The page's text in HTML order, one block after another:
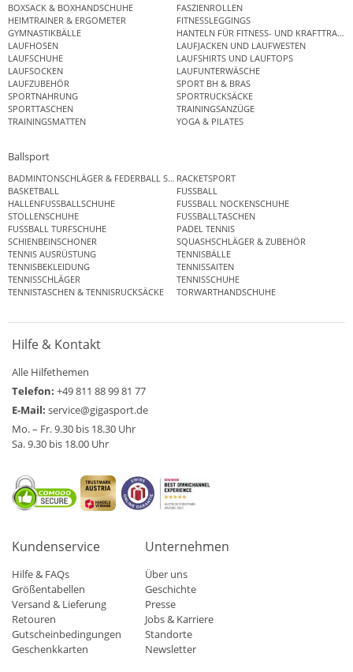
BOXSACK & BOXHANDSCHUHE
FASZIENROLLEN
HEIMTRAINER & ERGOMETER
FITNESSLEGGINGS
GYMNASTIKBÄLLE
HANTELN FÜR FITNESS- UND
LAUFHOSEN
LAUFJACKEN UND LAUFWESTEN
LAUFSCHUHE
LAUFSHIRTS UND LAUFTOPS
LAUFSOCKEN
LAUFUNTERWÄSCHE
LAUFZUBEHÖR
SPORT BH & BRAS
SPORTNAHRUNG
SPORTRUCKSÄCKE
SPORTTASCHEN
TRAININGSANZÜGE
TRAININGSMATTEN
YOGA & PILATES
Ballsport
BADMINTONSCHLÄGER & FEDERBALL SETSRACKETSPORT
BASKETBALL
FUSSBALL
HALLENFUSSBALLSCHUHE
FUSSBALL NOCKENSCHUHE
STOLLENSCHUHE
FUSSBALLTASCHEN
FUSSBALL TURFSCHUHE
PADEL TENNIS
SCHIENBEINSCHONER
SQUASHSCHLÄGER & ZUBEHÖR
TENNIS AUSRÜSTUNG
TENNISBÄLLE
TENNISBEKLEIDUNG
TENNISSAITEN
TENNISSCHLÄGER
TENNISSCHUHE
TENNISTASCHEN & TENNISRUCKSÄCKE
TORWARTHANDSCHUHE
Hilfe & Kontakt
Alle Hilfethemen
Telefon: +49 811 88 99 81 77
E-Mail: service@gigasport.de
Mo. – Fr. 9.30 bis 18.30 Uhr
Sa. 9.30 bis 18.00 Uhr
Kundenservice
Hilfe & FAQs
Größentabellen
Versand & Lieferung
Retouren
Gutscheinbedingungen
Geschenkkarten
Unternehmen
Über uns
Geschichte
Presse
Jobs & Karriere
Standorte
Newsletter